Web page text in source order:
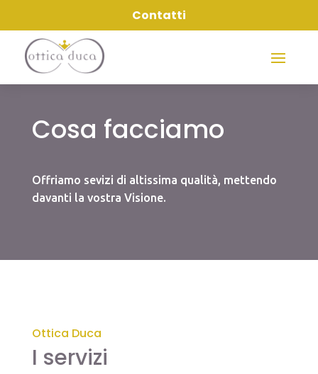
Contatti
Cosa facciamo
Offriamo sevizi di altissima qualità, mettendo
davanti la vostra Visione.
Ottica Duca
I servizi